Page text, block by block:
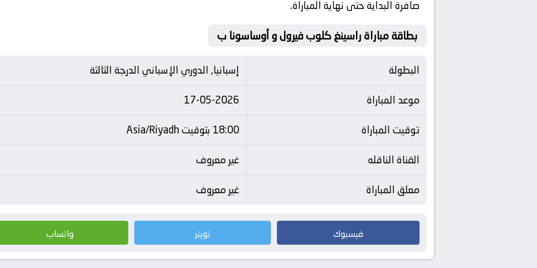
صافرة البداية حتى نهاية المباراة.
بطاقة مباراة راسينغ كلوب فيرول و أوساسونا ب
البطولة
إسبانيا, الدوري الإسباني الدرجة الثالثة
موعد المباراة
17-05-2026
توقيت المباراة
18:00 بتوقيت Asia/Riyadh
القناة الناقله
غير معروف
معلق المباراة
غير معروف
فيسبوك تويتر واتساب